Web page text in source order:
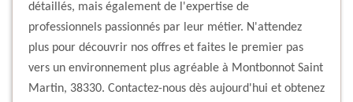
détaillés, mais également de l'expertise de
professionnels passionnés par leur métier. N'attendez
plus pour découvrir nos offres et faites le premier pas
vers un environnement plus agréable à Montbonnot Saint
Martin, 38330. Contactez-nous dès aujourd'hui et obtenez